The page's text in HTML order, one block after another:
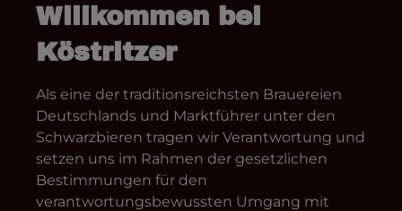
Willkommen bei
Köstritzer
Als eine der traditionsreichsten Brauereien
Deutschlands und Marktführer unter den
Schwarzbieren tragen wir Verantwortung und
setzen uns im Rahmen der gesetzlichen
Bestimmungen für den
verantwortungsbewussten Umgang mit